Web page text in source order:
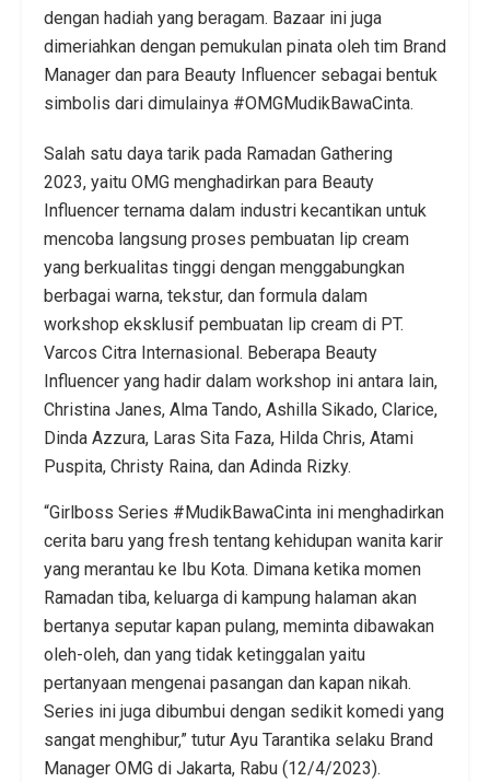
dengan hadiah yang beragam. Bazaar ini juga
dimeriahkan dengan pemukulan pinata oleh tim Brand
Manager dan para Beauty Influencer sebagai bentuk
simbolis dari dimulainya #OMGMudikBawaCinta.
Salah satu daya tarik pada Ramadan Gathering
2023, yaitu OMG menghadirkan para Beauty
Influencer ternama dalam industri kecantikan untuk
mencoba langsung proses pembuatan lip cream
yang berkualitas tinggi dengan menggabungkan
berbagai warna, tekstur, dan formula dalam
workshop eksklusif pembuatan lip cream di PT.
Varcos Citra Internasional. Beberapa Beauty
Influencer yang hadir dalam workshop ini antara lain,
Christina Janes, Alma Tando, Ashilla Sikado, Clarice,
Dinda Azzura, Laras Sita Faza, Hilda Chris, Atami
Puspita, Christy Raina, dan Adinda Rizky.
“Girlboss Series #MudikBawaCinta ini menghadirkan
cerita baru yang fresh tentang kehidupan wanita karir
yang merantau ke Ibu Kota. Dimana ketika momen
Ramadan tiba, keluarga di kampung halaman akan
bertanya seputar kapan pulang, meminta dibawakan
oleh-oleh, dan yang tidak ketinggalan yaitu
pertanyaan mengenai pasangan dan kapan nikah.
Series ini juga dibumbui dengan sedikit komedi yang
sangat menghibur,” tutur Ayu Tarantika selaku Brand
Manager OMG di Jakarta, Rabu (12/4/2023).